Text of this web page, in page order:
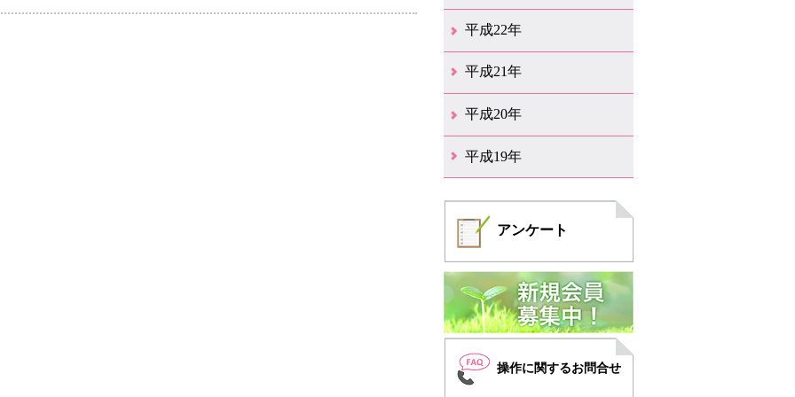
12月（6）
11月（6）
10月（14）
9月（5）
8月（8）
7月（7）
6月（9）
5月（10）
4月（12）
3月（3）
2月（2）
平成22年
12月（1）
11月（5）
10月（7）
9月（15）
8月（12）
7月（11）
6月（12）
5月（6）
4月（4）
3月（17）
2月（7）
1月（6）
平成21年
12月（4）
11月（3）
10月（7）
9月（5）
8月（7）
7月（9）
6月（13）
5月（9）
4月（22）
3月（9）
2月（8）
平成20年
12月（6）
11月（4）
10月（6）
9月（4）
8月（1）
7月（6）
6月（1）
5月（1）
4月（1）
3月（2）
2月（4）
1月（2）
平成19年
アンケート
操作に関するお問合せ